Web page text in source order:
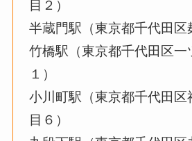
目２）
半蔵門駅（東京都千代田区
竹橋駅（東京都千代田区一
１）
小川町駅（東京都千代田区
目６）